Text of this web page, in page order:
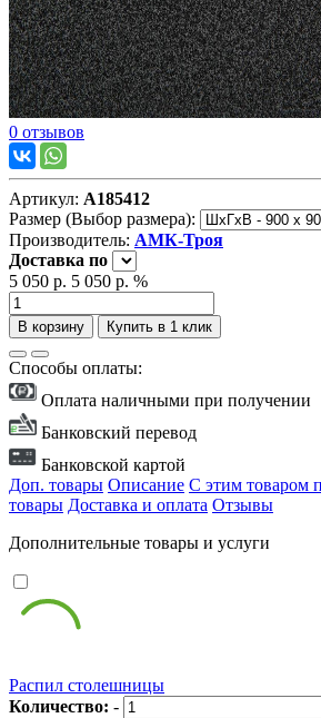
0 отзывов
Артикул: А185412
Размер (Выбор размера):
Производитель: АМК-Троя
Доставка по
5 050 р. 5 050 р. %
В корзину Купить в 1 клик
Способы оплаты:
Оплата наличными при получении
Банковский перевод
Банковской картой
Доп. товары Описание С этим товаром
товары Доставка и оплата Отзывы
Дополнительные товары и услуги
Распил столешницы
Количество: -